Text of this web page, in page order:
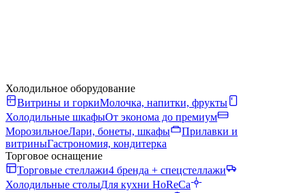
Холодильное оборудование
Витрины и горкиМолочка, напитки, фрукты
Холодильные шкафыОт эконома до премиум
МорозильноеЛари, бонеты, шкафы
Прилавки и
витриныГастрономия, кондитерка
Торговое оснащение
Торговые стеллажи4 бренда + спецстеллажи
Холодильные столыДля кухни HoReCa